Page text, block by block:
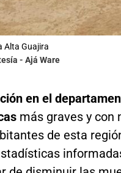
Alta Guajira
- Ajá Ware
en el
más graves y con
de esta